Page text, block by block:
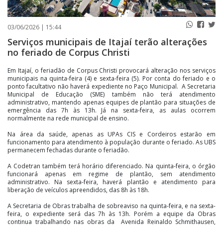
03/06/2026 | 15:44
Serviços municipais de Itajaí terão alterações
no feriado de Corpus Christi
Em Itajaí, o feriadão de Corpus Christi provocará alteração nos serviços
municipais na quinta-feira (4) e sexta-feira (5). Por conta do feriado e o
ponto facultativo não haverá expediente no Paço Municipal. A Secretaria
Municipal de Educação (SME) também não terá atendimento
administrativo, mantendo apenas equipes de plantão para situações de
emergência das 7h às 13h. Já na sexta-feira, as aulas ocorrem
normalmente na rede municipal de ensino.
Na área da saúde, apenas as UPAs CIS e Cordeiros estarão em
funcionamento para atendimento à população durante o feriado. As UBS
permanecem fechadas durante o feriadão.
A Codetran também terá horário diferenciado. Na quinta-feira, o órgão
funcionará apenas em regime de plantão, sem atendimento
administrativo. Na sexta-feira, haverá plantão e atendimento para
liberação de veículos apreendidos, das 8h às 18h.
A Secretaria de Obras trabalha de sobreaviso na quinta-feira, e na sexta-
feira, o expediente será das 7h às 13h. Porém a equipe da Obras
continua trabalhando nas obras da Avenida Reinaldo Schmithausen,